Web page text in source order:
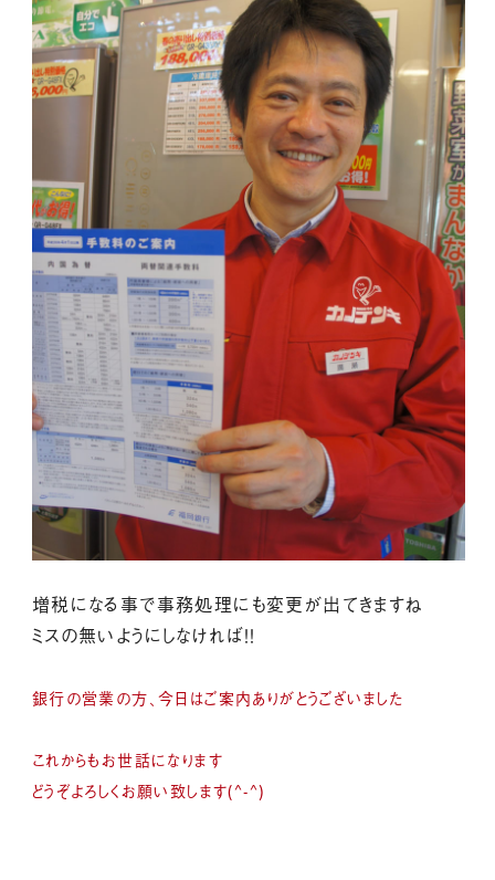
増税になる事で事務処理にも変更が出てきますね
ミスの無いようにしなければ！！
銀行の営業の方、今日はご案内ありがとうございました
これからもお世話になります
どうぞよろしくお願い致します(^-^)